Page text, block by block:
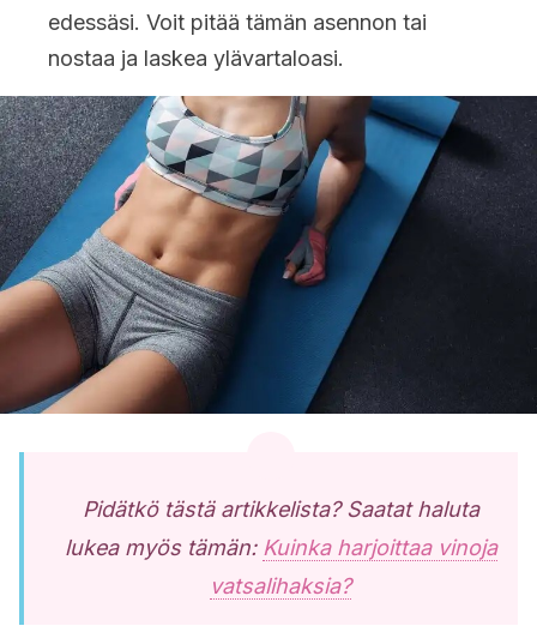
edessäsi. Voit pitää tämän asennon tai
nostaa ja laskea ylävartaloasi.
Pidätkö tästä artikkelista? Saatat haluta
lukea myös tämän: Kuinka harjoittaa vinoja
vatsalihaksia?